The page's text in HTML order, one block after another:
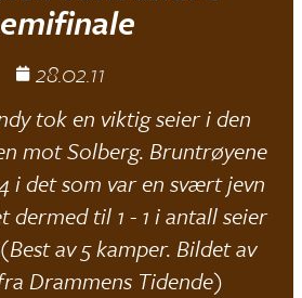
28.02.11
tok en viktig seier i den
mot Solberg. Bruntrøyene
i det som var en svært jevn
dermed til 1 - 1 i antall seier
av 5 kamper. Bildet av
Drammens Tidende)